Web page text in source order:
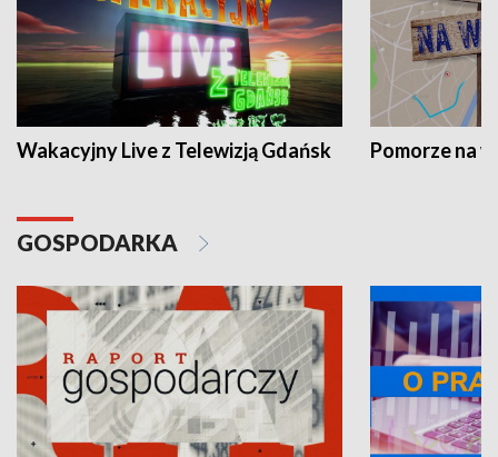
Wakacyjny Live z Telewizją Gdańsk Pomorze na
GOSPODARKA